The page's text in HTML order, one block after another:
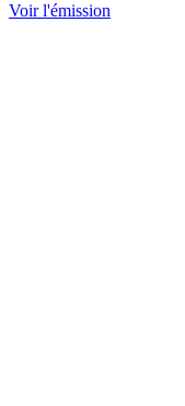
Voir l'émission